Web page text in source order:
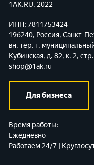
1AK.RU, 2022
ИНН: 7811753424
196240, Россия, Санкт-
вн. тер. г.
Кубинская, д. 82, к. 2,
shop@1ak.ru
Для бизнеса
Время работы:
Ежедневно
Работаем 24/7 |